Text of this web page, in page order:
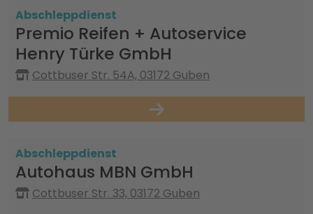
Abschleppdienst
Premio Reifen + Autoservice
Henry Türke GmbH
Cottbuser Str. 54A, 03172 Guben
Abschleppdienst
Autohaus MBN GmbH
Cottbuser Str. 33, 03172 Guben